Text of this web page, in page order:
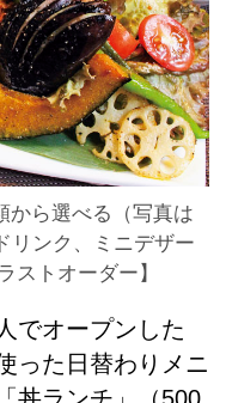
から選べる（写真は
リンク、ミニデザー
ストオーダー】
でオープンした
った日替わりメニ